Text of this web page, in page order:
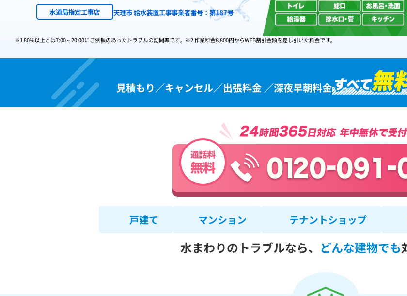
水道局指定工事店 天理市 給水装置工事事業者番号：第187号
※1 80%以上とは7:00～20:00にご依頼のあったトラブルの訪問率です。 ※2 作業料金8,800円からWEB割引金額を差し引いた料金です。
見積もり／キャンセル／出張料金 ／深夜早朝料金
戸建て マンション テナントショップ
水まわりのトラブルなら、 どんな建物でも